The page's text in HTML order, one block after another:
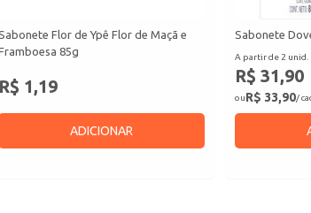
Flor de Ypê Flor de Maçã e
85g
R$ 1,19
ADICIONAR
Sabonete
A partir de 2 unid.
R$ 31,90
ouR$ 33,90/